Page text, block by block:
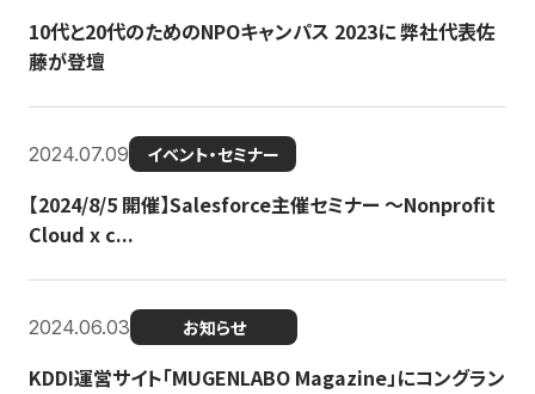
10代と20代のためのNPOキャンパス 2023に 弊社代表佐
藤が登壇
2024.07.09 イベント・セミナー
【2024/8/5 開催】Salesforce主催セミナー 〜Nonprofit
Cloud x c...
2024.06.03 お知らせ
KDDI運営サイト「MUGENLABO Magazine」にコングラン